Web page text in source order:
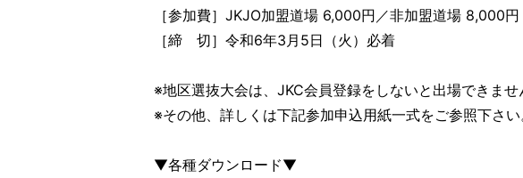
［参加費］JKJO加盟道場 6,000円／非加盟道場 8,000円
［締 切］令和6年3月5日（火）必着
※地区選抜大会は、JKC会員登録をしないと出場できませ
※その他、詳しくは下記参加申込用紙一式をご参照下さい
▼各種ダウンロード▼